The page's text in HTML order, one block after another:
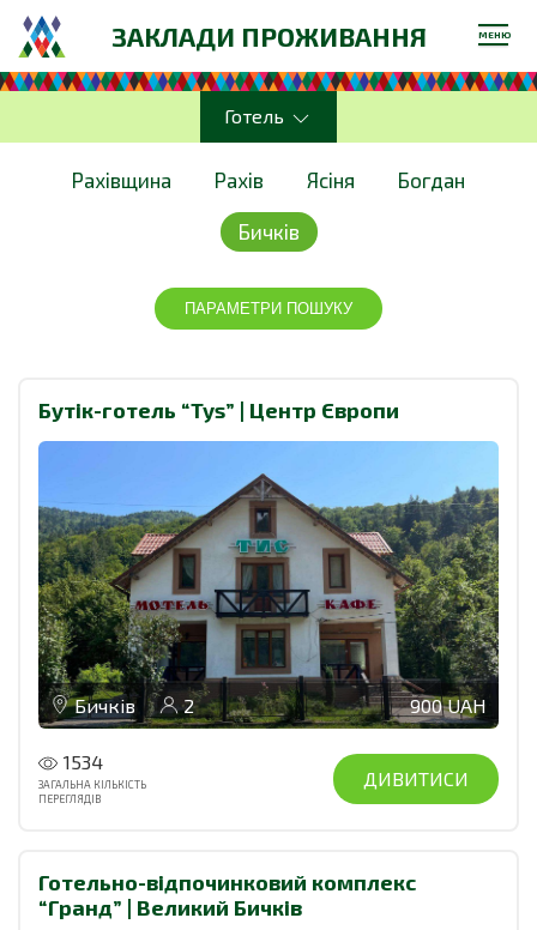
ЗАКЛАДИ ПРОЖИВАННЯ МЕНЮ
Готель
Рахівщина Рахів Ясіня Богдан
Бичків
ПАРАМЕТРИ ПОШУКУ
Бутік-готель “Tys” | Центр Європи
Бичків 2 900 UAH
1534
ЗАГАЛЬНА КІЛЬКІСТЬ
ПЕРЕГЛЯДІВ
ДИВИТИСИ
Готельно-відпочинковий комплекс
“Гранд” | Великий Бичків